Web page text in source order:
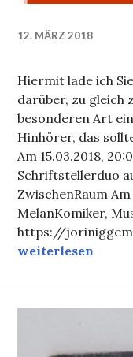
12. MÄRZ 2018
Hiermit lade ich
darüber, zu gleich
besonderen Art
Hinhörer, das
Am 15.03.2018,
Schriftstellerduo
ZwischenRaum
MelanKomiker,
https://
Einladung: J.H.
weiterlesen